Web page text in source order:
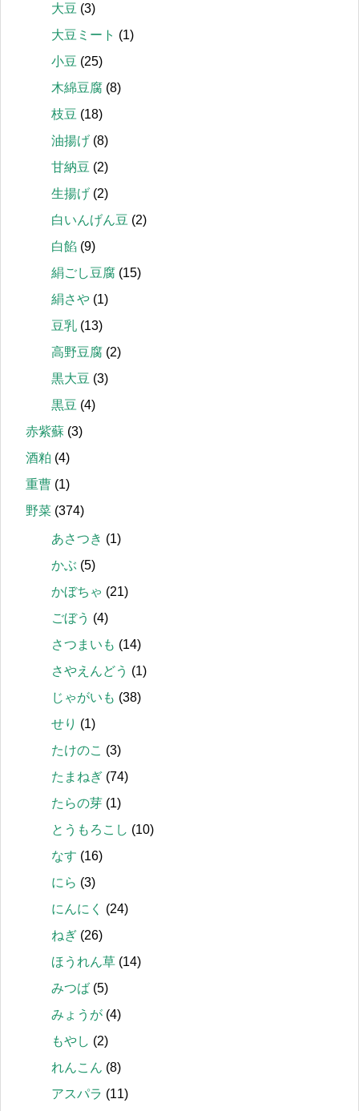
大豆 (3)
大豆ミート (1)
小豆 (25)
木綿豆腐 (8)
枝豆 (18)
油揚げ (8)
甘納豆 (2)
生揚げ (2)
白いんげん豆 (2)
白餡 (9)
絹ごし豆腐 (15)
絹さや (1)
豆乳 (13)
高野豆腐 (2)
黒大豆 (3)
黒豆 (4)
赤紫蘇 (3)
酒粕 (4)
重曹 (1)
野菜 (374)
あさつき (1)
かぶ (5)
かぼちゃ (21)
ごぼう (4)
さつまいも (14)
さやえんどう (1)
じゃがいも (38)
せり (1)
たけのこ (3)
たまねぎ (74)
たらの芽 (1)
とうもろこし (10)
なす (16)
にら (3)
にんにく
(24)
ねぎ (26)
ほうれん草 (14)
みつば (5)
みょうが (4)
もやし (2)
れんこん (8)
アスパラ (11)